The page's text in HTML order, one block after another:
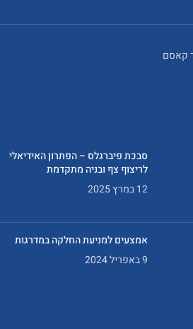
קאסם
סבכת פיברגלס – הפתרון האידיאלי
לריצוף צף ובניה מתקדמת
12 במרץ 2025
אמצעים למניעת החלקה במדרגות
9 באפריל 2024